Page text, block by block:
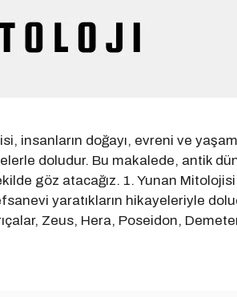
insanların doğayı, evreni ve
doludur. Bu makalede, antik
göz atacağız. 1. Yunan
yaratıkların hikayeleriyle
Zeus, Hera, Poseidon,